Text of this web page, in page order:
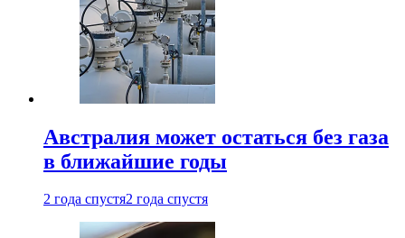
Австралия может остаться без газа
в ближайшие годы
2 года спустя2 года спустя